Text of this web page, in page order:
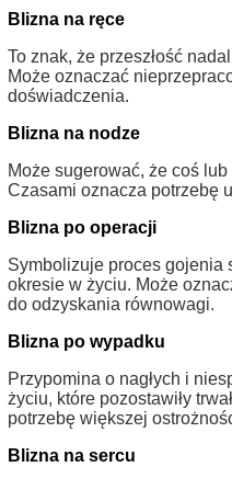
Blizna na ręce
To znak, że przeszłość
Może oznaczać
doświadczenia.
Blizna na nodze
Może sugerować, że coś
Czasami oznacza potrzebę
Blizna po operacji
Symbolizuje proces gojenia
okresie w życiu. Może
do odzyskania równowagi.
Blizna po wypadku
Przypomina o nagłych i
życiu, które pozostawiły
potrzebę większej
Blizna na sercu